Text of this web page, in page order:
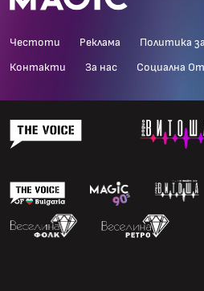
Честоти Реклама Политика
Контакти За нас Социална